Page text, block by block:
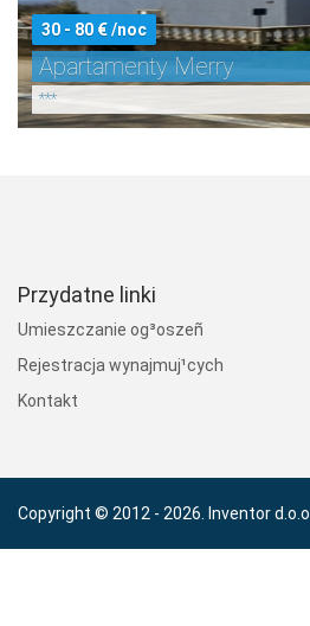
30 - 80 € /noc
Apartamenty Merry
***
Przydatne linki
Umieszczanie og³oszeñ
Rejestracja wynajmuj¹cych
Kontakt
Copyright © 2012 - 2026. Inventor d.o.o..